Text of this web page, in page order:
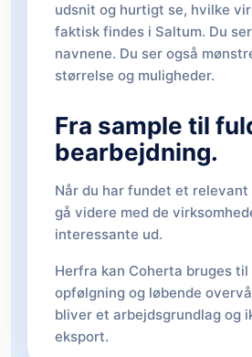
udsnit og hurtigt se, hvilke
faktisk findes i Saltum. Du
navnene. Du ser også
størrelse og muligheder.
Fra sample til
bearbejdning.
Når du har fundet et relevant
gå videre med de
interessante ud.
Herfra kan Coherta bruges til
opfølgning og løbende
bliver et arbejdsgrundlag og
eksport.